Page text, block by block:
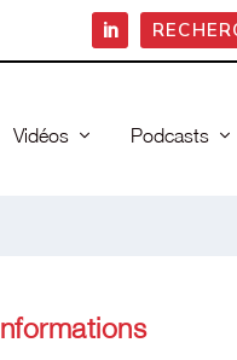
Vidéos Podcasts
Informations